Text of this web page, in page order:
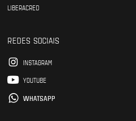
LIBERACRED
REDES SOCIAIS
INSTAGRAM
YOUTUBE
WHATSAPP